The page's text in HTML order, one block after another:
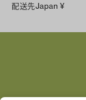
Facebook
配送先Japan ¥